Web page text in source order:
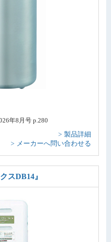
年8月号 p.280
> 製品詳細
> メーカーへ問い合わせる
スDB14』